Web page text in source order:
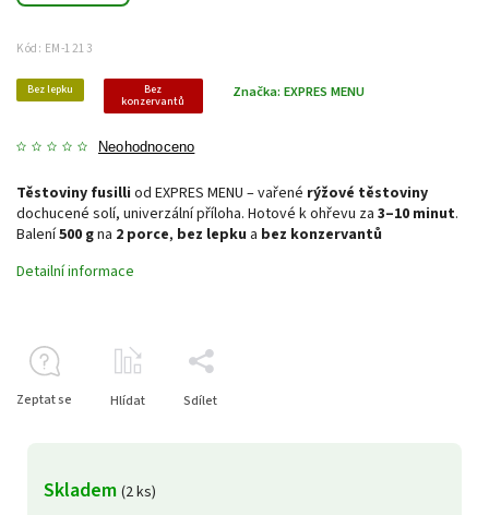
Kód: EM-1213
Bez lepku Bez
konzervantů
Neohodnoceno
Značka: EXPRES MENU
Skladem (2 ks)
Těstoviny fusilli od EXPRES MENU – vařené rýžové těstoviny
dochucené solí, univerzální příloha. Hotové k ohřevu za 3–10 minut.
Balení500 gna 2 porce, bez lepku a bez konzervantů
Detailní informace
Zeptat se Hlídat Sdílet